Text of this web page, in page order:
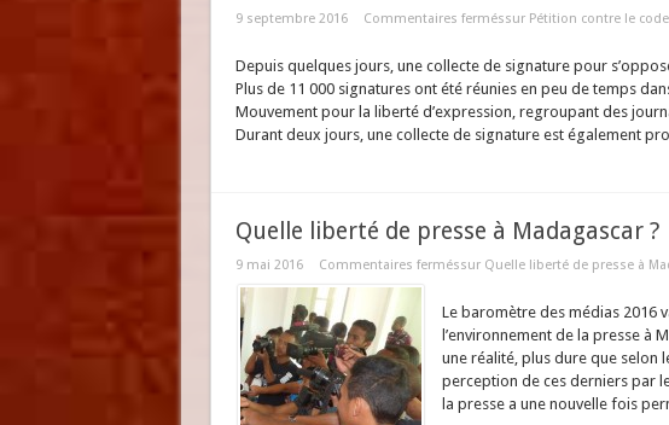
9 septembre 2016 Commentaires ferméssur Pétition contre le
Depuis quelques jours, une collecte de signature pour
Plus de 11 000 signatures ont été réunies en peu de temps
Mouvement pour la liberté d’expression, regroupant des
Durant deux jours, une collecte de signature est également
Quelle liberté de presse à Madagascar ?
9 mai 2016 Commentaires ferméssur Quelle liberté de presse à
Le baromètre des médias 2016
l’environnement de la presse à
une réalité, plus dure que selon
perception de ces derniers par
la presse a une nouvelle fois